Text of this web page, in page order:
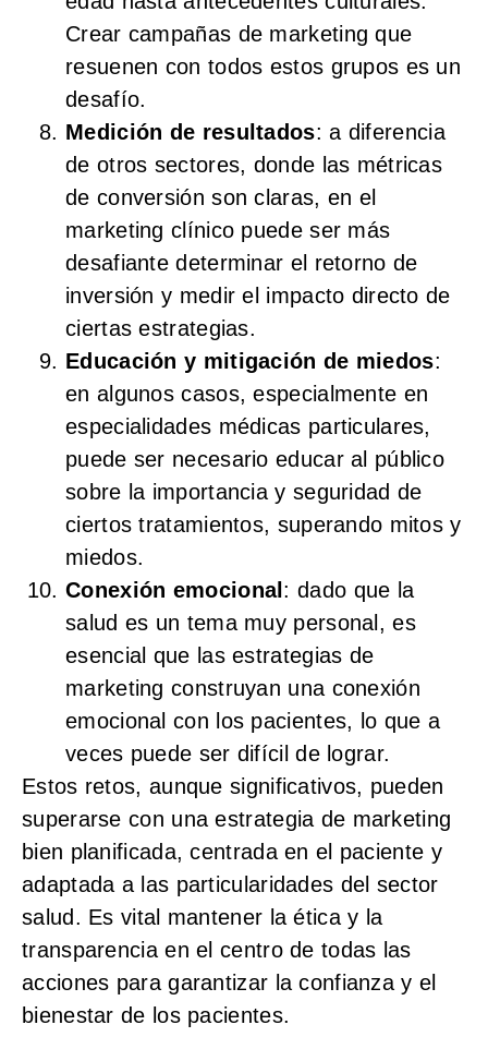
Crear campañas de marketing que
resuenen con todos estos grupos es un
desafío.
Medición de resultados: a diferencia
de otros sectores, donde las métricas
de conversión son claras, en el
marketing clínico puede ser más
desafiante determinar el retorno de
inversión y medir el impacto directo de
ciertas estrategias.
Educación y mitigación de miedos:
en algunos casos, especialmente en
especialidades médicas particulares,
puede ser necesario educar al público
sobre la importancia y seguridad de
ciertos tratamientos, superando mitos y
miedos.
Conexión emocional: dado que la
salud es un tema muy personal, es
esencial que las estrategias de
marketing construyan una conexión
emocional con los pacientes, lo que a
veces puede ser difícil de lograr.
Estos retos, aunque significativos, pueden
superarse con una estrategia de marketing
bien planificada, centrada en el paciente y
adaptada a las particularidades del sector
salud. Es vital mantener la ética y la
transparencia en el centro de todas las
acciones para garantizar la confianza y el
bienestar de los pacientes.